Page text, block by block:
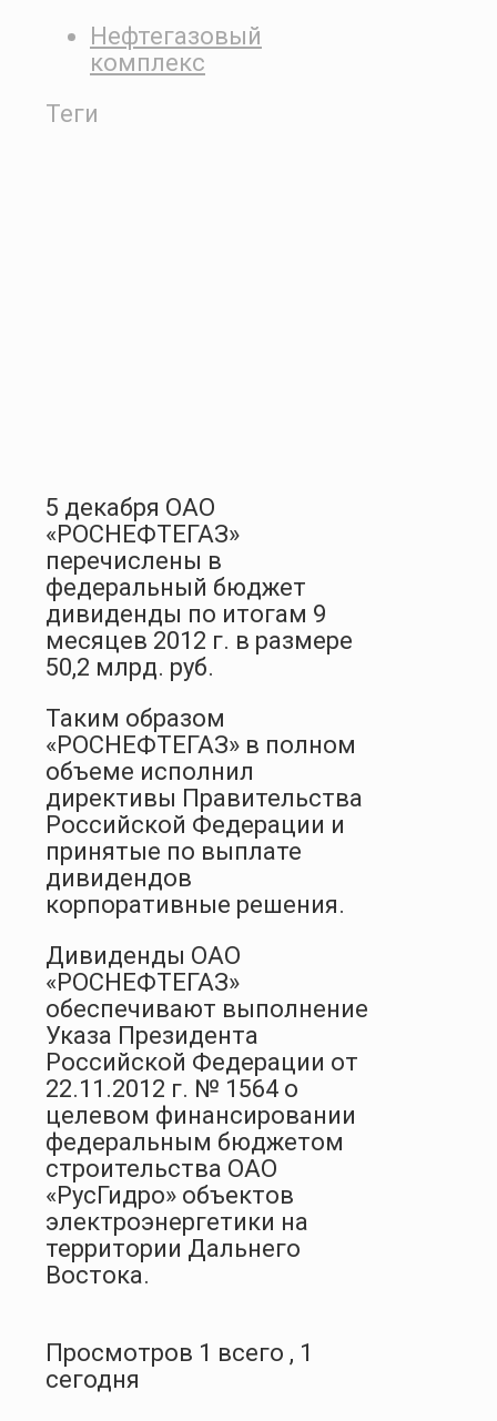
Нефтегазовый
комплекс
Теги
5 декабря ОАО
«РОСНЕФТЕГАЗ»
перечислены в
федеральный бюджет
дивиденды по итогам 9
месяцев 2012 г. в размере
50,2 млрд. руб.
Таким образом
«РОСНЕФТЕГАЗ» в полном
объеме исполнил
директивы Правительства
Российской Федерации и
принятые по выплате
дивидендов
корпоративные решения.
Дивиденды ОАО
«РОСНЕФТЕГАЗ»
обеспечивают выполнение
Указа Президента
Российской Федерации от
22.11.2012 г. № 1564 о
целевом финансировании
федеральным бюджетом
строительства ОАО
«РусГидро» объектов
электроэнергетики на
территории Дальнего
Востока.
Просмотров 1 всего , 1
сегодня